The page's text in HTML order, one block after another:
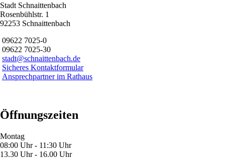
Stadt Schnaittenbach
Rosenbühlstr. 1
92253 Schnaittenbach
09622 7025-0
09622 7025-30
stadt@schnaittenbach.de
Sicheres Kontaktformular
Ansprechpartner im Rathaus
Öffnungszeiten
Montag
08:00 Uhr - 11:30 Uhr
13.30 Uhr - 16.00 Uhr